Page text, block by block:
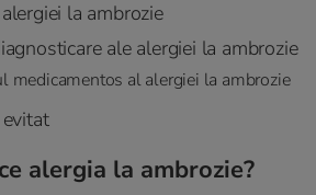
la ambrozie
ale alergiei la ambrozie
medicamentos al alergiei la ambrozie
alergia la ambrozie?